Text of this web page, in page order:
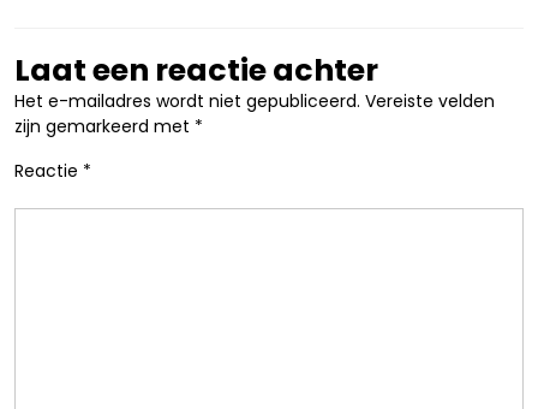
Laat een reactie achter
Het e-mailadres wordt niet gepubliceerd. Vereiste velden
zijn gemarkeerd met *
Reactie *